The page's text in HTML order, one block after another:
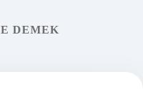
DEMEK